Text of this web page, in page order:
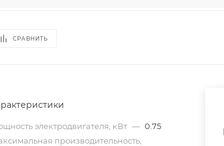
СРАВНИТЬ
электродвигателя, кВт — 0.75
производительность,